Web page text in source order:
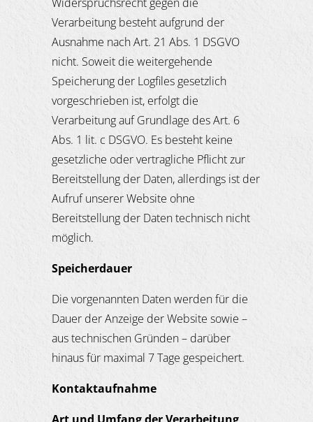
Verarbeitung besteht aufgrund der
Ausnahme nach Art. 21 Abs. 1 DSGVO
nicht. Soweit die weitergehende
Speicherung der Logfiles gesetzlich
vorgeschrieben ist, erfolgt die
Verarbeitung auf Grundlage des Art. 6
Abs. 1 lit. c DSGVO. Es besteht keine
gesetzliche oder vertragliche Pflicht zur
Bereitstellung der Daten, allerdings ist der
Aufruf unserer Website ohne
Bereitstellung der Daten technisch nicht
möglich.
Speicherdauer
Die vorgenannten Daten werden für die
Dauer der Anzeige der Website sowie –
aus technischen Gründen – darüber
hinaus für maximal 7 Tage gespeichert.
Kontaktaufnahme